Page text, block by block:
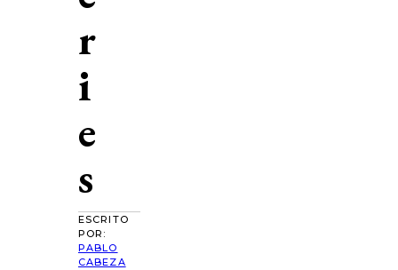
r
i
e
s
ESCRITO
POR:
PABLO
CABEZA